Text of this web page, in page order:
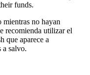
funds.
mientras no hayan
recomienda utilizar el
que aparece a
a salvo.